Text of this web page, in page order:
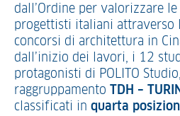
dall’Ordine per valorizzare
progettisti italiani attraverso
concorsi di architettura in
dall’inizio dei lavori, i 12
protagonisti di POLITO
raggruppamento
TDH – TURIN
classificati in quarta